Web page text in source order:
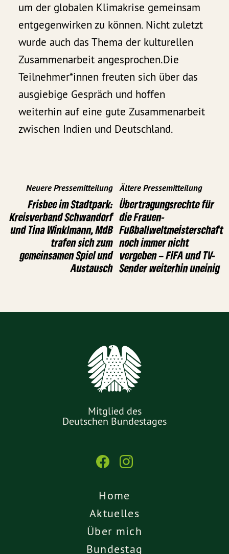
um der globalen Klimakrise gemeinsam
entgegenwirken zu können. Nicht zuletzt
wurde auch das Thema der kulturellen
Zusammenarbeit angesprochen.Die
Teilnehmer*innen freuten sich über das
ausgiebige Gespräch und hoffen
weiterhin auf eine gute Zusammenarbeit
zwischen Indien und Deutschland.
Neuere Pressemitteilung
Frisbee im Stadtpark:
Kreisverband Schwandorf
und Tina Winklmann, MdB
trafen sich zum
gemeinsamen Spiel und
Austausch
Ältere Pressemitteilung
Übertragungsrechte für
die Frauen-
Fußballweltmeisterschaft
noch immer nicht
vergeben – FIFA und TV-
Sender weiterhin uneinig
Mitglied des
Deutschen Bundestages
Home
Aktuelles
Über mich
Bundestag